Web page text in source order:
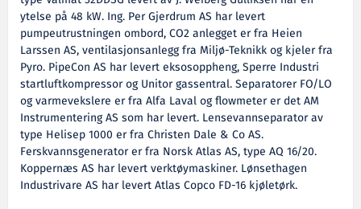
ytelse på 48 kW. Ing. Per Gjerdrum AS har levert
pumpeutrustningen ombord, CO2 anlegget er fra Heien
Larssen AS, ventilasjonsanlegg fra Miljø-Teknikk og kjeler fra
Pyro. PipeCon AS har levert eksosoppheng, Sperre Industri
startluftkompressor og Unitor gassentral. Separatorer FO/LO
og varmevekslere er fra Alfa Laval og flowmeter er det AM
Instrumentering AS som har levert. Lensevannseparator av
type Helisep 1000 er fra Christen Dale & Co AS.
Ferskvannsgenerator er fra Norsk Atlas AS, type AQ 16/20.
Koppernæs AS har levert verktøymaskiner. Lønsethagen
Industrivare AS har levert Atlas Copco FD-16 kjøletørk.